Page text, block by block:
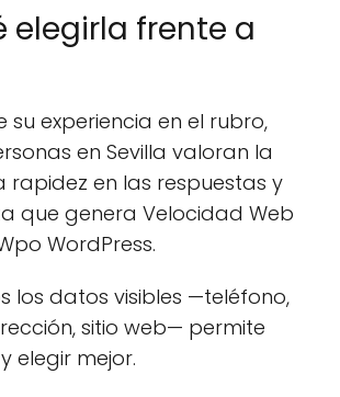
elegirla frente a
su experiencia en el rubro,
en Sevilla valoran la
rapidez en las respuestas y
que genera Velocidad Web
WordPress.
los datos visibles —teléfono,
sitio web— permite
elegir mejor.